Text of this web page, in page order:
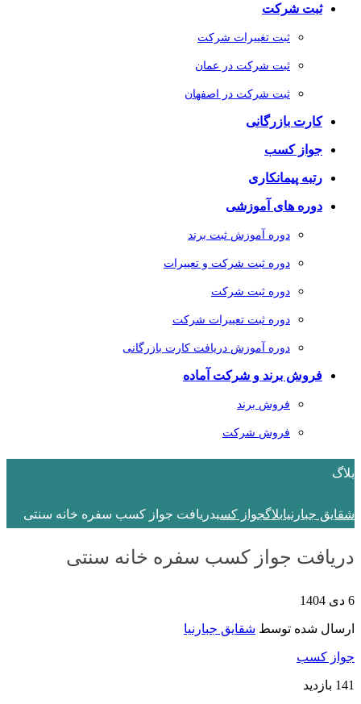
ثبت شرکت
ثبت تغییرات شرکت
ثبت شرکت در عمان
ثبت شرکت در اصفهان
کارت بازرگانی
جواز کسب
رتبه پیمانکاری
دوره های آموزشی
دوره آموزش ثبت برند
دوره ثبت شرکت و تعییرات
دوره ثبت شرکت
دوره ثبت تعییرات شرکت
دوره آموزش دریافت کارت بازرگانی
فروش برند و شرکت آماده
فروش برند
فروش شرکت
بلاگ
شقایق جبارنیابلاگجواز کسبدریافت جواز کسب سفره خانه سنتی
دریافت جواز کسب سفره خانه سنتی
6 دی 1404
ارسال شده توسط شقایق جبارنیا
جواز کسب
141 بازدید